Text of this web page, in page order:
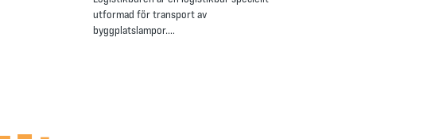
utformad för transport av
byggplatslampor.…